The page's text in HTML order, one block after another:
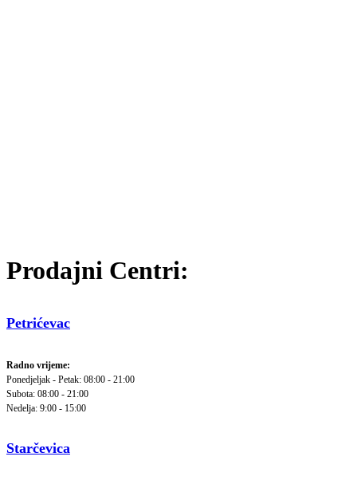
Prodajni Centri:
Petrićevac
Radno vrijeme:
Ponedjeljak - Petak: 08:00 - 21:00
Subota: 08:00 - 21:00
Nedelja: 9:00 - 15:00
Starčevica